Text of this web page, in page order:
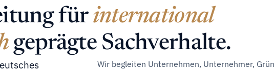
fürinternational
geprägte Sachverhalte.
Wir begleiten Unternehmen, Unternehmer,